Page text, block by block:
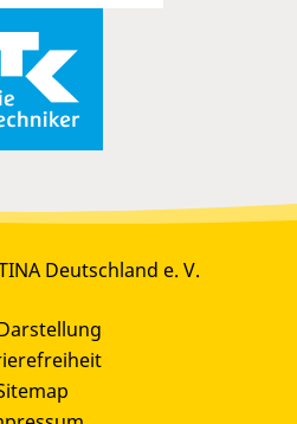
Deutschland e. V.